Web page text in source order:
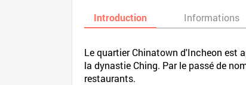
Introduction Informations
Le quartier Chinatown d'Incheon est
la dynastie Ching. Par le passé de
restaurants.